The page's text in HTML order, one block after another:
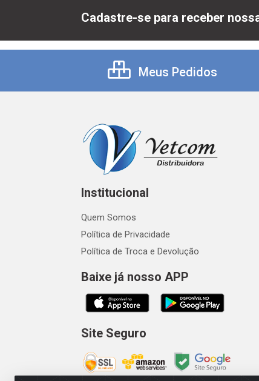
Cadastre-se para receber
Meus Pedidos
Institucional
Quem Somos
Política de Privacidade
Política de Troca e Devolução
Baixe já nosso APP
Site Seguro